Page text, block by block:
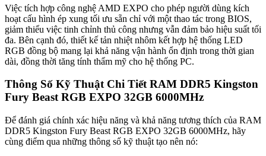
Việc tích hợp công nghệ AMD EXPO cho phép người dùng kích
hoạt cấu hình ép xung tối ưu sẵn chỉ với một thao tác trong BIOS,
giảm thiểu việc tinh chỉnh thủ công nhưng vẫn đảm bảo hiệu suất tối
đa. Bên cạnh đó, thiết kế tản nhiệt nhôm kết hợp hệ thống LED
RGB đồng bộ mang lại khả năng vận hành ổn định trong thời gian
dài, đồng thời tăng tính thẩm mỹ cho hệ thống PC.
Thông Số Kỹ Thuật Chi Tiết RAM DDR5 Kingston
Fury Beast RGB EXPO 32GB 6000MHz
Để đánh giá chính xác hiệu năng và khả năng tương thích của RAM
DDR5 Kingston Fury Beast RGB EXPO 32GB 6000MHz, hãy
cùng điểm qua những thông số kỹ thuật tạo nên nó: